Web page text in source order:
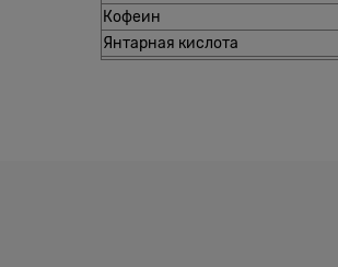
Кофеин
Янтарная кислота